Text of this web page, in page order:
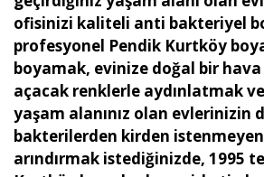
ofisinizi kaliteli anti bakteriyel
profesyonel Pendik Kurtköy
boyamak, evinize doğal bir
açacak renklerle aydınlatmak
yaşam alanınız olan evlerinizin
bakterilerden kirden
arındırmak istediğinizde, 1995